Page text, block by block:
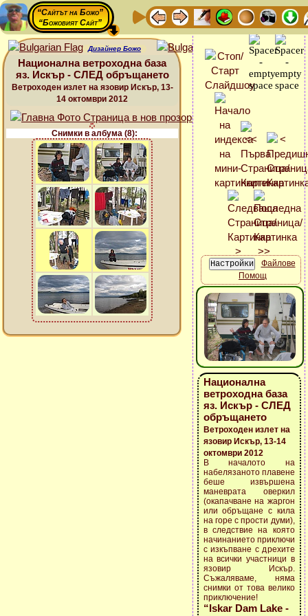
“Сайтът на Божо”
“Божовият Сайт”
Дизайнер Божо
Национална ветроходна база
яз. Искър - СЛЕД обръщането
Ветроходен излет на язовир Искър, 13-
14 октомври 2012
Снимки в албума (8):
Файлове
Помощ
Национална
ветроходна база
яз. Искър - СЛЕД
обръщането
Ветроходен излет на
язовир Искър, 13-14
октомври 2012
В началото на
набелязаното плавене
беше извършена
маневрата оверкил
(окапачване на жаргон
или обръщане с кила
на горе с прости думи),
в следствие на която
начинанието приключи
с изкъпване с дрехите
на всички участници в
язовир Искър.
Съжаляваме, няма
снимки от това велико
приключение!
“Iskar Dam Lake -